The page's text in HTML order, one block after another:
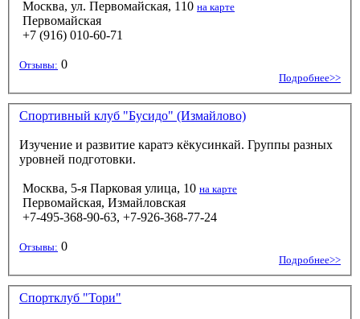
Москва, ул. Первомайская, 110 на карте
Первомайская
+7 (916) 010-60-71
Отзывы: 0
Подробнее>>
Спортивный клуб "Бусидо" (Измайлово)
Изучение и развитие каратэ кёкусинкай. Группы разных
уровней подготовки.
Москва, 5-я Парковая улица, 10 на карте
Первомайская, Измайловская
+7-495-368-90-63, +7-926-368-77-24
Отзывы: 0
Подробнее>>
Спортклуб "Тори"